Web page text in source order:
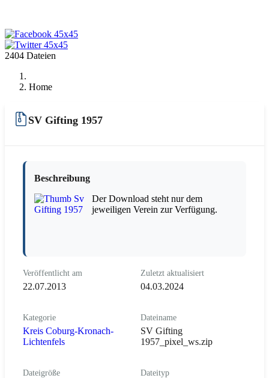
2404 Dateien
Home
SV Gifting 1957
Beschreibung
Der Download steht nur dem
jeweiligen Verein zur Verfügung.
Veröffentlicht am
22.07.2013
Zuletzt aktualisiert
04.03.2024
Kategorie
Kreis Coburg-Kronach-
Lichtenfels
Dateiname
SV Gifting
1957_pixel_ws.zip
Dateigröße Dateityp